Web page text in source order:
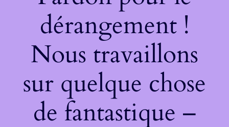
dérangement !
Nous travaillons
sur quelque chose
de fantastique –